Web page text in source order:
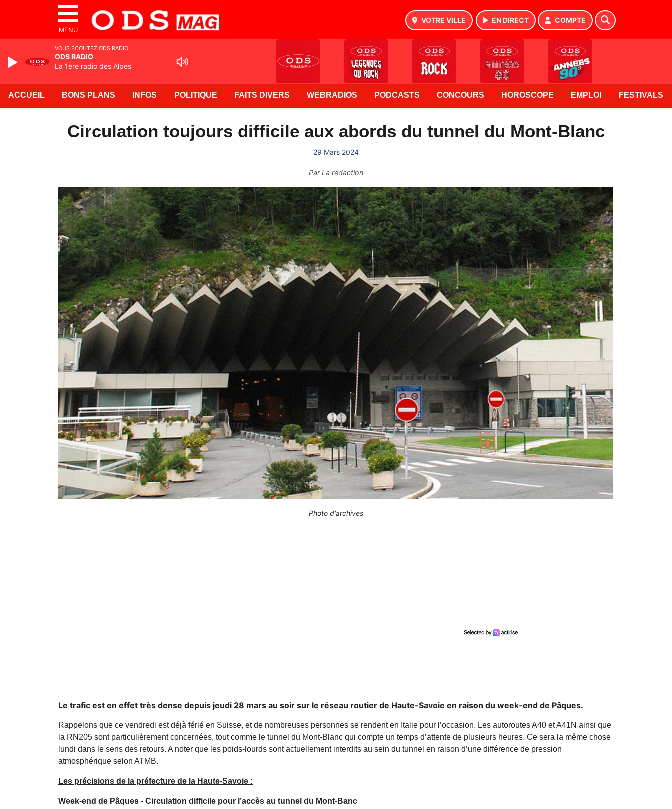
MENU
VOTRE VILLE EN DIRECT COMPTE
ACCUEIL BONS PLANS INFOS POLITIQUE FAITS DIVERS WEBRADIOS PODCASTS CONCOURS HOROSCOPE EMPLOI FESTIVALS
Circulation toujours difficile aux abords du tunnel du Mont-Blanc
29 Mars 2024
ParLa rédaction
Photo d'archives
Le trafic est en effet très dense depuis jeudi 28 mars au soir sur le réseau routier de Haute-Savoie en raison du week-end de Pâques.
Rappelons que ce vendredi est déjà férié en Suisse, et de nombreuses personnes se rendent en Italie pour l’occasion. Les autoroutes A40 et A41N ainsi que
la RN205 sont particulièrement concernées, tout comme le tunnel du Mont-Blanc qui compte un temps d’attente de plusieurs heures. Ce sera la même chose
lundi dans le sens des retours. A noter que les poids-lourds sont actuellement interdits au sein du tunnel en raison d’une différence de pression
atmosphérique selon ATMB.
Les précisions de la préfecture de la Haute-Savoie :
Week-end de Pâques - Circulation difficile pour l’accès au tunnel du Mont-Banc
VOUS ÉCOUTEZ ODS RADIO
ODS RADIO
La 1ere radio des Alpes